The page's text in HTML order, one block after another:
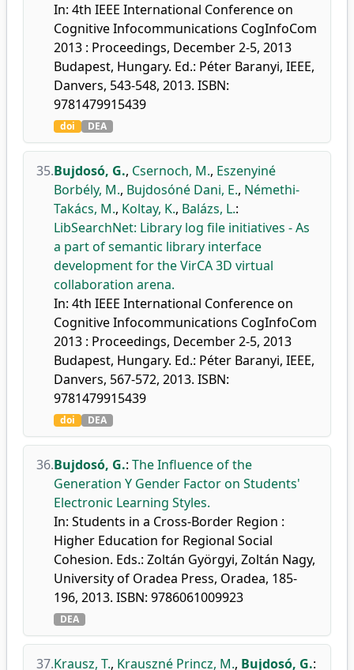
In: 4th IEEE International Conference on
Cognitive Infocommunications CogInfoCom
2013 : Proceedings, December 2-5, 2013
Budapest, Hungary. Ed.: Péter Baranyi, IEEE,
Danvers, 543-548, 2013. ISBN:
9781479915439
doi DEA
35.Bujdosó, G., Csernoch, M., Eszenyiné
Borbély, M., Bujdosóné Dani, E., Némethi-
Takács, M., Koltay, K., Balázs, L.:
LibSearchNet: Library log file initiatives - As
a part of semantic library interface
development for the VirCA 3D virtual
collaboration arena.
In: 4th IEEE International Conference on
Cognitive Infocommunications CogInfoCom
2013 : Proceedings, December 2-5, 2013
Budapest, Hungary. Ed.: Péter Baranyi, IEEE,
Danvers, 567-572, 2013. ISBN:
9781479915439
doi DEA
36.Bujdosó, G.: The Influence of the
Generation Y Gender Factor on Students'
Electronic Learning Styles.
In: Students in a Cross-Border Region :
Higher Education for Regional Social
Cohesion. Eds.: Zoltán Györgyi, Zoltán Nagy,
University of Oradea Press, Oradea, 185-
196, 2013. ISBN: 9786061009923
DEA
37.Krausz, T., Krauszné Princz, M., Bujdosó, G.: